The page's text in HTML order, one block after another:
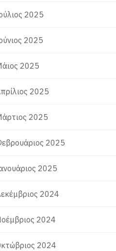
2025
2025
2025
2025
2025
2025
2025
2024
2024
2024